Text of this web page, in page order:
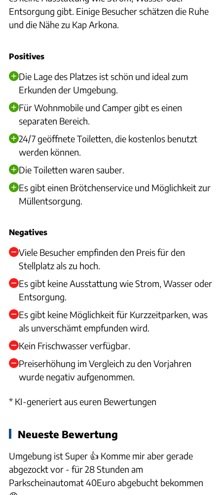
Entsorgung gibt. Einige Besucher schätzen die Ruhe
und die Nähe zu Kap Arkona.
Positives
Die Lage des Platzes ist schön und ideal zum
Erkunden der Umgebung.
Für Wohnmobile und Camper gibt es einen
separaten Bereich.
24/7 geöffnete Toiletten, die kostenlos benutzt
werden können.
Die Toiletten waren sauber.
Es gibt einen Brötchenservice und Möglichkeit zur
Müllentsorgung.
Negatives
Viele Besucher empfinden den Preis für den
Stellplatz als zu hoch.
Es gibt keine Ausstattung wie Strom, Wasser oder
Entsorgung.
Es gibt keine Möglichkeit für Kurzzeitparken, was
als unverschämt empfunden wird.
Kein Frischwasser verfügbar.
Preiserhöhung im Vergleich zu den Vorjahren
wurde negativ aufgenommen.
* KI-generiert aus euren Bewertungen
Neueste Bewertung
Umgebung ist Super 👍 Komme mir aber gerade
abgezockt vor - für 28 Stunden am
Parkscheinautomat 40Euro abgebucht bekommen